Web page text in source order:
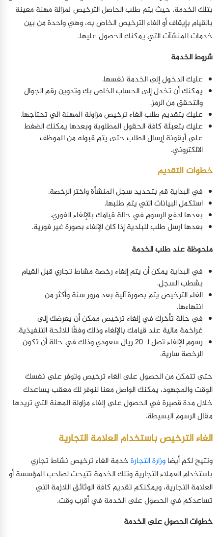
بتلك الخدمة، حيث يتم طلب الحاصل الترخيص لمزالة مهنة معينة
بالقيام بإيقاف أو الغاء الترخيص الخاص به، وهي واحدة من بين
خدمات المنشآت التي يمكنك الحصول عليها.
شروط الخدمة
عليك الدخول إلى الخدمة نفسها.
يمكنك أن تخدل إلى الحساب الخاص بك وتدوين رقم الجوال
والتحقق من الرمز.
عليك بتقديم طلب الغاء ترخيص مزاولة المهنة الي تحتاجها.
عليك بتعبئة كافة الحقول المطلوبة وبعدها يمكنك الضغط
على أيقونة إرسال الطلب حتى يتم قبوله من الموظف
الالكتروني.
خطوات التقديم
في البداية قم بتحديد سجل المنشأة واختر الرخصة.
استكمل البيانات التي يتم طلبها.
بعدها ادفع الرسوم في حالة قيامك بالإلغاء الفوري.
بعدها ارسل طلب للبلدية إذا كان الإلغاء بصورة غير فورية.
ملحوظة عند طلب الخدمة
في البداية يمكن أن يتم إلغاء رخصة مشاط تجاري قبل القيام
بشطب السجل.
الغاء الترخيص يتم بصورة آلية بعد مرور سنة وأكثر من
انتهاءها.
في حالة تأخرك في إلغاء ترخيص ممكن أن يعرضك إلى
غراخمة مالية عند قيامك بالإلغاء وذلك وفقًا للائحة التنفيذية.
رسوم الإلغاء تصل لـ 20 ريال سعودي وذلك في حالة أن تكون
الرخصة سارية.
حتى تتمكن من الحصول على الغاء ترخيص وتوفر على نفسك
الوقت والمجهود، يمكنك الواصل معنا لنوفر لك معقب يساعدك
خلال مدة قصيرة في الحصول على إلغاء مزاولة المهنة التي تريدها
مقال الرسوم البسيطة.
الغاء الترخيص باستخدام العلامة التجارية
وتتيح لكم أيضاوزارة التجارةخدمة الغاء ترخيص نشاط تجاري
باستخدام العملاء التجارية وتلك الخدمة تتيحت لصاحب المؤسسة أو
العلامة التجارية، ويمكنكم تقديم كافة الوثائق اللازمة التي
تساعدكم في الحصول على الخدمة في أقرب وقت.
خطوات الحصول على الخدمة